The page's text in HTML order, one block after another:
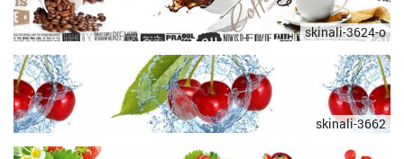
skinali-3624-o
skinali-3662